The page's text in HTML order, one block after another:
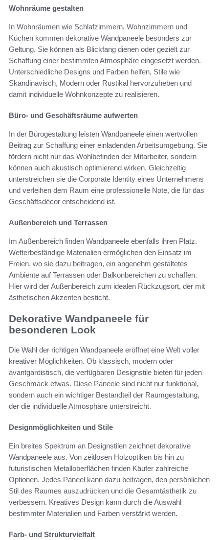
Wohnräume gestalten
In Wohnräumen wie Schlafzimmern, Wohnzimmern und
Küchen kommen dekorative Wandpaneele besonders zur
Geltung. Sie können als Blickfang dienen oder gezielt zur
Schaffung einer bestimmten Atmosphäre eingesetzt werden.
Unterschiedliche Designs und Farben helfen, Stile wie
Skandinavisch, Modern oder Rustikal hervorzuheben und
damit individuelle Wohnkonzepte zu realisieren.
Büro- und Geschäftsräume aufwerten
In der Bürogestaltung leisten Wandpaneele einen wertvollen
Beitrag zur Schaffung einer einladenden Arbeitsumgebung. Sie
fördern nicht nur das Wohlbefinden der Mitarbeiter, sondern
können auch akustisch optimierend wirken. Gleichzeitig
unterstreichen sie die Corporate Identity eines Unternehmens
und verleihen dem Raum eine professionelle Note, die für das
Geschäftsdécor entscheidend ist.
Außenbereich und Terrassen
Im Außenbereich finden Wandpaneele ebenfalls ihren Platz.
Wetterbeständige Materialien ermöglichen den Einsatz im
Freien, wo sie dazu beitragen, ein angenehm gestaltetes
Ambiente auf Terrassen oder Balkonbereichen zu schaffen.
Hier wird der Außenbereich zum idealen Rückzugsort, der mit
ästhetischen Akzenten besticht.
Dekorative Wandpaneele für
besonderen Look
Die Wahl der richtigen Wandpaneele eröffnet eine Welt voller
kreativer Möglichkeiten. Ob klassisch, modern oder
avantgardistisch, die verfügbaren Designstile bieten für jeden
Geschmack etwas. Diese Paneele sind nicht nur funktional,
sondern auch ein wichtiger Bestandteil der Raumgestaltung,
der die individuelle Atmosphäre unterstreicht.
Designmöglichkeiten und Stile
Ein breites Spektrum an Designstilen zeichnet dekorative
Wandpaneele aus. Von zeitlosen Holzoptiken bis hin zu
futuristischen Metalloberflächen finden Käufer zahlreiche
Optionen. Jedes Paneel kann dazu beitragen, den persönlichen
Stil des Raumes auszudrücken und die Gesamtästhetik zu
verbessern. Kreatives Design kann durch die Auswahl
bestimmter Materialien und Farben verstärkt werden.
Farb- und Strukturvielfalt